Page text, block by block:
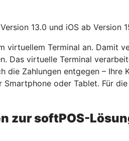
13.0 und iOS ab Version
Terminal an. Damit
Das virtuelle Terminal
Zahlungen entgegen –
oder Tablet. Für
zur softPOS-